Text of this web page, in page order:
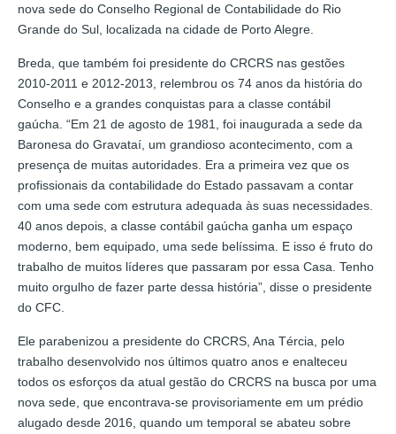
nova sede do Conselho Regional de Contabilidade do Rio
Grande do Sul, localizada na cidade de Porto Alegre.
Breda, que também foi presidente do CRCRS nas gestões
2010-2011 e 2012-2013, relembrou os 74 anos da história do
Conselho e a grandes conquistas para a classe contábil
gaúcha. “Em 21 de agosto de 1981, foi inaugurada a sede da
Baronesa do Gravataí, um grandioso acontecimento, com a
presença de muitas autoridades. Era a primeira vez que os
profissionais da contabilidade do Estado passavam a contar
com uma sede com estrutura adequada às suas necessidades.
40 anos depois, a classe contábil gaúcha ganha um espaço
moderno, bem equipado, uma sede belíssima. E isso é fruto do
trabalho de muitos líderes que passaram por essa Casa. Tenho
muito orgulho de fazer parte dessa história”, disse o presidente
do CFC.
Ele parabenizou a presidente do CRCRS, Ana Tércia, pelo
trabalho desenvolvido nos últimos quatro anos e enalteceu
todos os esforços da atual gestão do CRCRS na busca por uma
nova sede, que encontrava-se provisoriamente em um prédio
alugado desde 2016, quando um temporal se abateu sobre